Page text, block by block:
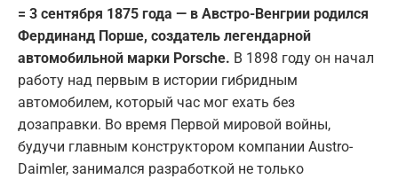
= 3 сентября 1875 года — в Австро-Венгрии родился
Фердинанд Порше, создатель легендарной
автомобильной марки Porsche. В 1898 году он начал
работу над первым в истории гибридным
автомобилем, который час мог ехать без
дозаправки. Во время Первой мировой войны,
будучи главным конструктором компании Austro-
Daimler, занимался разработкой не только